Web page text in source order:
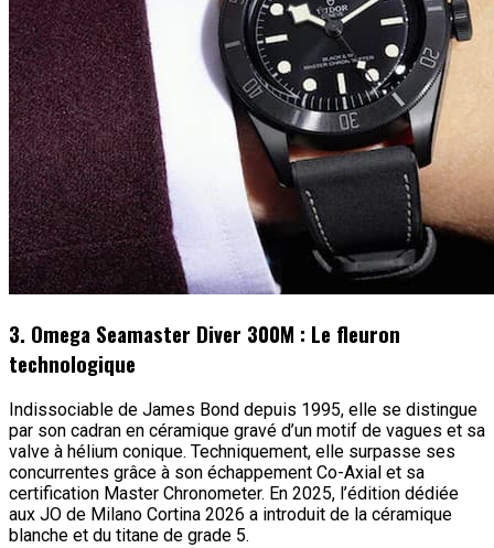
3. Omega Seamaster Diver 300M : Le fleuron
technologique
Indissociable de James Bond depuis 1995, elle se distingue
par son cadran en céramique gravé d’un motif de vagues et sa
valve à hélium conique. Techniquement, elle surpasse ses
concurrentes grâce à son échappement Co-Axial et sa
certification Master Chronometer. En 2025, l’édition dédiée
aux JO de Milano Cortina 2026 a introduit de la céramique
blanche et du titane de grade 5.